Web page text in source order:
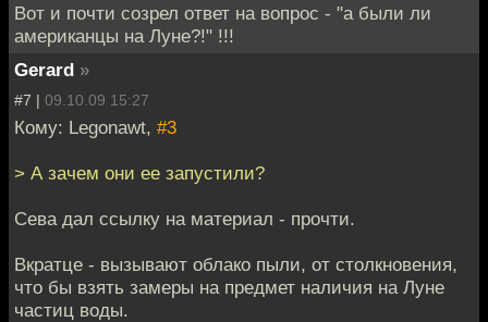
Вот и почти созрел ответ на вопрос - "а были ли
американцы на Луне?!" !!!
Gerard »
#7 | 09.10.09 15:27
Кому: Legonawt, #3
> А зачем они ее запустили?
Сева дал ссылку на материал - прочти.
Вкратце - вызывают облако пыли, от столкновения,
что бы взять замеры на предмет наличия на Луне
частиц воды.